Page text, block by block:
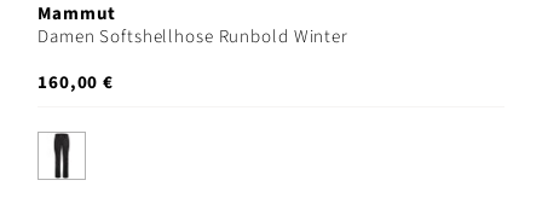
Mammut
Damen Softshellhose Runbold Winter
160,00 €